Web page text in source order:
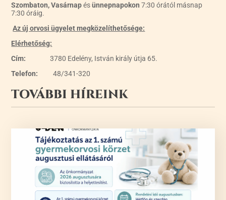
Szombaton, Vasárnapésünnepnapokon 7:30 órától másnap
7:30 óráig.
Az új orvosi ügyelet megközelíthetősége:
Elérhetőség:
Cím: 3780 Edelény, István király útja 65.
Telefon: 48/341-320
TOVÁBBI HÍREINK